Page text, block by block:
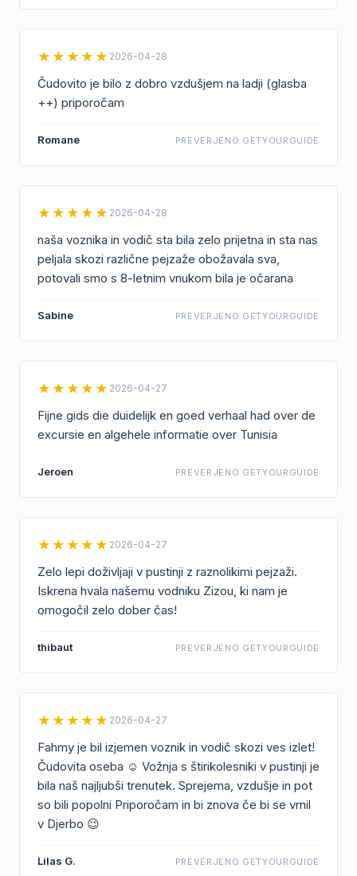
★★★★★ 2026-04-28
Čudovito je bilo z dobro vzdušjem na ladji (glasba
++) priporočam
Romane PREVERJENO GETYOURGUIDE
★★★★★ 2026-04-28
naša voznika in vodič sta bila zelo prijetna in sta nas
peljala skozi različne pejzaže obožavala sva,
potovali smo s 8-letnim vnukom bila je očarana
Sabine PREVERJENO GETYOURGUIDE
★★★★★ 2026-04-27
Fijne gids die duidelijk en goed verhaal had over de
excursie en algehele informatie over Tunisia
Jeroen PREVERJENO GETYOURGUIDE
★★★★★ 2026-04-27
Zelo lepi doživljaji v pustinji z raznolikimi pejzaži.
Iskrena hvala našemu vodniku Zizou, ki nam je
omogočil zelo dober čas!
thibaut PREVERJENO GETYOURGUIDE
★★★★★ 2026-04-27
Fahmy je bil izjemen voznik in vodič skozi ves izlet!
Čudovita oseba ☺️ Vožnja s štirikolesniki v pustinji je
bila naš najljubši trenutek. Sprejema, vzdušje in pot
so bili popolni Priporočam in bi znova če bi se vrnil
v Djerbo 😉
Lilas G. PREVERJENO GETYOURGUIDE